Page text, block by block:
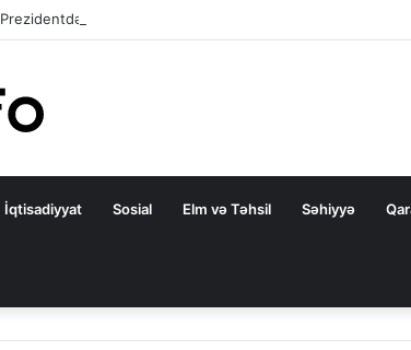
Prezidentdən AZAL-la bağlı FƏRMAN
İqtisadiyyat Sosial Elm və Təhsil Səhiyyə